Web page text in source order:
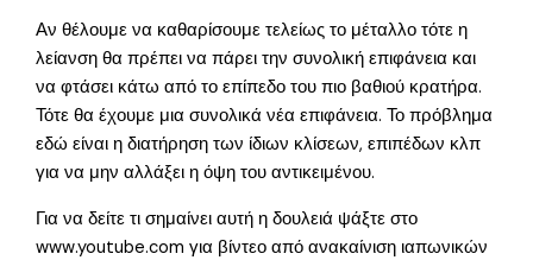
Αν θέλουμε να καθαρίσουμε τελείως το μέταλλο τότε η
λείανση θα πρέπει να πάρει την συνολική επιφάνεια και
να φτάσει κάτω από το επίπεδο του πιο βαθιού κρατήρα.
Τότε θα έχουμε μια συνολικά νέα επιφάνεια. Το πρόβλημα
εδώ είναι η διατήρηση των ίδιων κλίσεων, επιπέδων κλπ
για να μην αλλάξει η όψη του αντικειμένου.
Για να δείτε τι σημαίνει αυτή η δουλειά ψάξτε στο
www.youtube.com για βίντεο από ανακαίνιση ιαπωνικών